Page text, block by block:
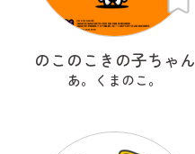
のこのこきの子ちゃん
あ。くまのこ。